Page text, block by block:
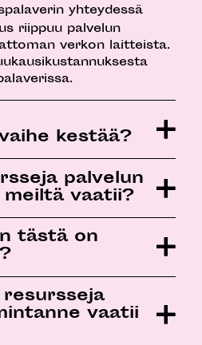
yhteydessä
riippuu palvelun
verkon laitteista.
kestää?
palvelun
vaatii?
tästä on
vaatii